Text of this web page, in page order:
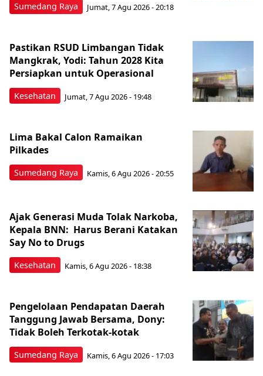
Sumedang Raya Jumat, 7 Agu 2026 - 20:18
Kesehatan
Pastikan RSUD Limbangan Tidak
Mangkrak, Yodi: Tahun 2028 Kita
Persiapkan untuk Operasional
Jumat, 7 Agu 2026 - 19:48
Sumedang Raya
Lima Bakal Calon Ramaikan
Pilkades
Kamis, 6 Agu 2026 - 20:55
Kesehatan
Ajak Generasi Muda Tolak Narkoba,
Kepala BNN: Harus Berani Katakan
Say No to Drugs
Kamis, 6 Agu 2026 - 18:38
Sumedang Raya
Pengelolaan Pendapatan Daerah
Tanggung Jawab Bersama, Dony:
Tidak Boleh Terkotak-kotak
Kamis, 6 Agu 2026 - 17:03